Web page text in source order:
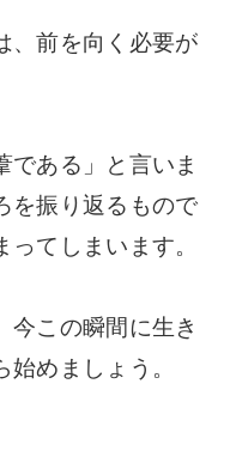
、前を向く必要が
である」と言いま
を振り返るもので
てしまいます。
今この瞬間に生き
めましょう。